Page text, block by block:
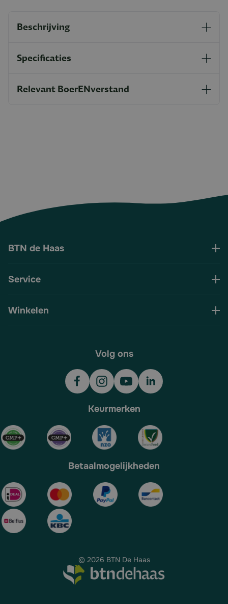
Beschrijving
Specificaties
Relevant BoerENverstand
BTN de Haas
Service
Winkelen
Volg ons
Keurmerken
Betaalmogelijkheden
© 2026 BTN De Haas